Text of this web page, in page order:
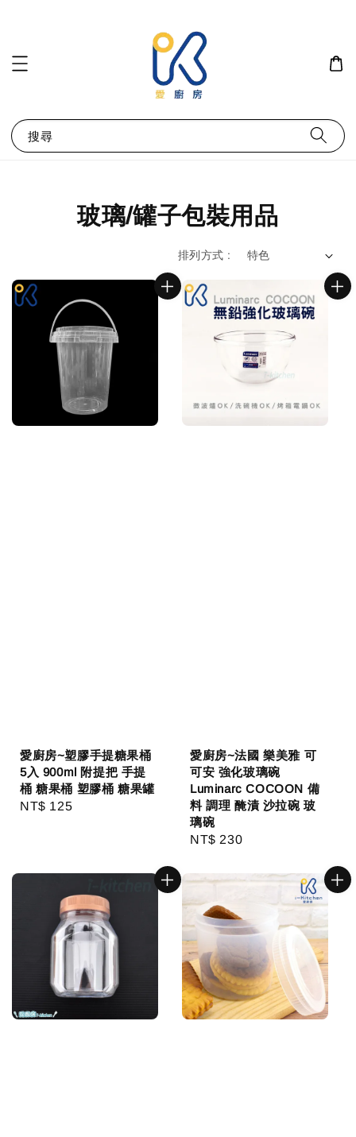
搜尋
玻璃/罐子包裝用品
排列方式 :
愛廚房~塑膠手提糖果桶
5入 900ml 附提把 手提
桶 糖果桶 塑膠桶 糖果罐
Regular
NT$ 125
愛廚房~法國 樂美雅 可
可安 強化玻璃碗
Luminarc COCOON 備
料 調理 醃漬 沙拉碗 玻
璃碗
Regular
NT$ 230